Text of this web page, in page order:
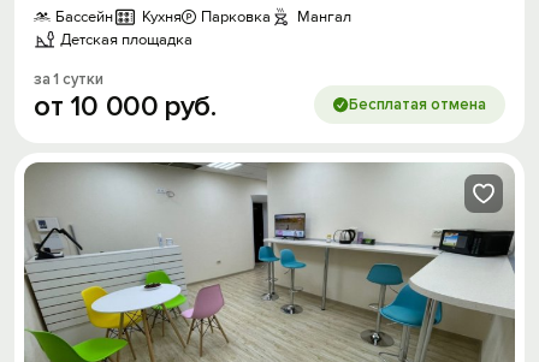
Бассейн
Кухня Парковка
Мангал
Детская площадка
за 1 сутки
от 10 000 руб. Бесплатая отмена